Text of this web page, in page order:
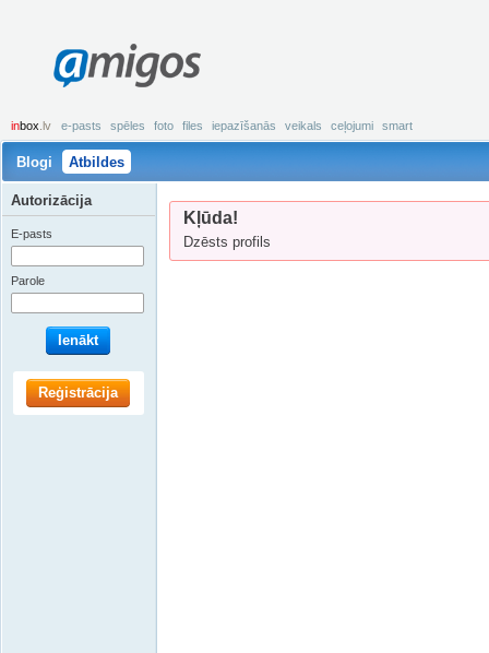
amigos
inbox .lv e-pasts spēles foto files iepazīšanās veikals ceļojumi smart
Blogi Atbildes
Kļūda!
Dzēsts profils
Autorizācija
E-pasts
Parole
Ienākt
Reģistrācija